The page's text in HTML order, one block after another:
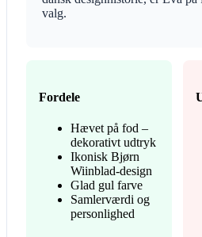
valg.
Fordele
Hævet på fod –
dekorativt udtryk
Ikonisk Bjørn
Wiinblad-design
Glad gul farve
Samlerværdi og
personlighed